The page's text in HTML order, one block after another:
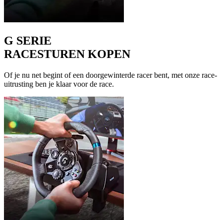
G SERIE
RACESTUREN KOPEN
Of je nu net begint of een doorgewinterde racer bent, met onze race-
uitrusting ben je klaar voor de race.